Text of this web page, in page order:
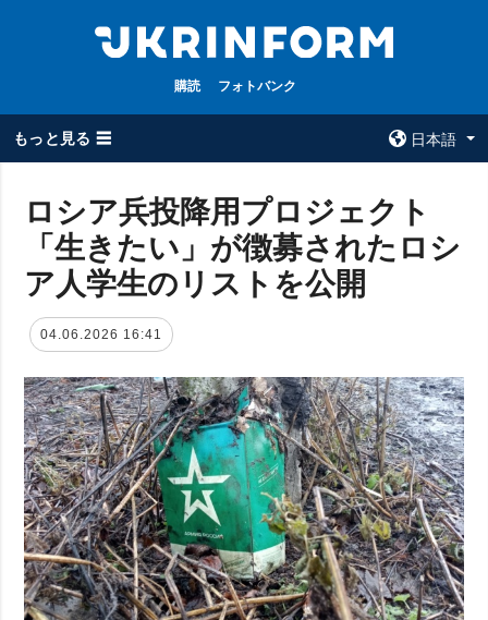
購読 フォトバンク
もっと見る ☰
日本語
全てのトピック
戦争
政治
経済・復興
防衛
社会・文化
スポーツ
犯罪
事故・緊急事態
ウクルインフォ
ルム
ウクルインフォル
追加 サービス
ロシア兵投降用プロジェクト
「生きたい」が徴募されたロシ
ア人学生のリストを公開
04.06.2026 16:41